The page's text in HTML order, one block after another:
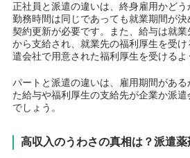
正社員と派遣の違いは、終身雇用かどう
勤務時間は同じであっても就業期間が
契約更新が必要です。また、給与は就
から支給され、就業先の福利厚生を受
遣会社で用意された福利厚生を受けるよ
パートと派遣の違いは、雇用期間があ
た給与や福利厚生の支給先が企業か派
でしょう。
高収入のうわさの真相は？派遣